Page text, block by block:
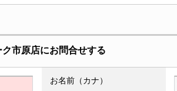
市原店にお問合せする
お名前（カナ）